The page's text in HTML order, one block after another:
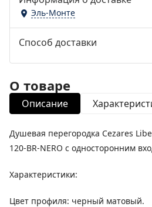
Эль-Монте
Способ доставки
О товаре
Описание
Душевая перегородка Cezares
120-BR-NERO с односторонним
Характеристики:
Цвет профиля: черный матовый.